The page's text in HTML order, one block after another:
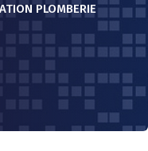
PLOMBERIE